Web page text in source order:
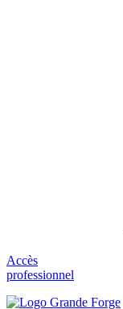
Accès
professionnel